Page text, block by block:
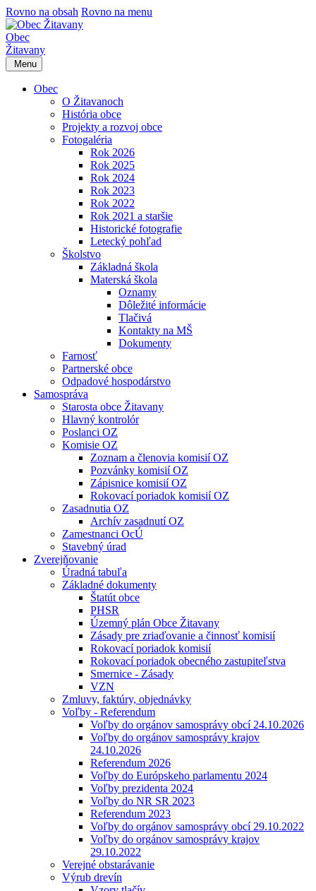
Rovno na obsah Rovno na menu
Obec
Žitavany
Menu
Obec
O Žitavanoch
História obce
Projekty a rozvoj obce
Fotogaléria
Rok 2026
Rok 2025
Rok 2024
Rok 2023
Rok 2022
Rok 2021 a staršie
Historické fotografie
Letecký pohľad
Školstvo
Základná škola
Materská škola
Oznamy
Dôležité informácie
Tlačivá
Kontakty na MŠ
Dokumenty
Farnosť
Partnerské obce
Odpadové hospodárstvo
Samospráva
Starosta obce Žitavany
Hlavný kontrolór
Poslanci OZ
Komisie OZ
Zoznam a členovia komisií OZ
Pozvánky komisií OZ
Zápisnice komisií OZ
Rokovací poriadok komisií OZ
Zasadnutia OZ
Archív zasadnutí OZ
Zamestnanci OcÚ
Stavebný úrad
Zverejňovanie
Úradná tabuľa
Základné dokumenty
Štatút obce
PHSR
Územný plán Obce Žitavany
Zásady pre zriaďovanie a činnosť komisií
Rokovací poriadok komisií
Rokovací poriadok obecného zastupiteľstva
Smernice - Zásady
VZN
Zmluvy, faktúry, objednávky
Voľby - Referendum
Voľby do orgánov samosprávy obcí 24.10.2026
Voľby do orgánov samosprávy krajov
24.10.2026
Referendum 2026
Voľby do Európskeho parlamentu 2024
Voľby prezidenta 2024
Voľby do NR SR 2023
Referendum 2023
Voľby do orgánov samosprávy obcí 29.10.2022
Voľby do orgánov samosprávy krajov
29.10.2022
Verejné obstarávanie
Výrub drevín